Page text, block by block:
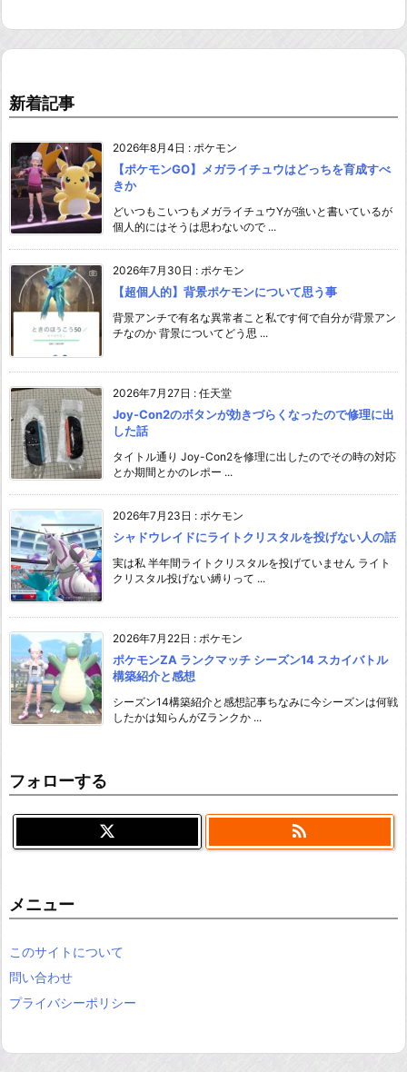
新着記事
2026年8月4日 : ポケモン
【ポケモンGO】メガライチュウはどっちを育成すべ
きか
どいつもこいつもメガライチュウYが強いと書いているが
個人的にはそうは思わないので ...
2026年7月30日 : ポケモン
【超個人的】背景ポケモンについて思う事
背景アンチで有名な異常者こと私です何で自分が背景アン
チなのか 背景についてどう思 ...
2026年7月27日 : 任天堂
Joy-Con2のボタンが効きづらくなったので修理に出
した話
タイトル通り Joy-Con2を修理に出したのでその時の対応
とか期間とかのレポー ...
2026年7月23日 : ポケモン
シャドウレイドにライトクリスタルを投げない人の話
実は私 半年間ライトクリスタルを投げていません ライト
クリスタル投げない縛りって ...
2026年7月22日 : ポケモン
ポケモンZA ランクマッチ シーズン14 スカイバトル
構築紹介と感想
シーズン14構築紹介と感想記事ちなみに今シーズンは何戦
したかは知らんがZランクか ...
フォローする

メニュー
このサイトについて
問い合わせ
プライバシーポリシー